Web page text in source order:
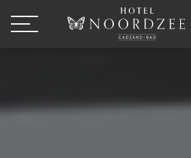
Toggle navigation